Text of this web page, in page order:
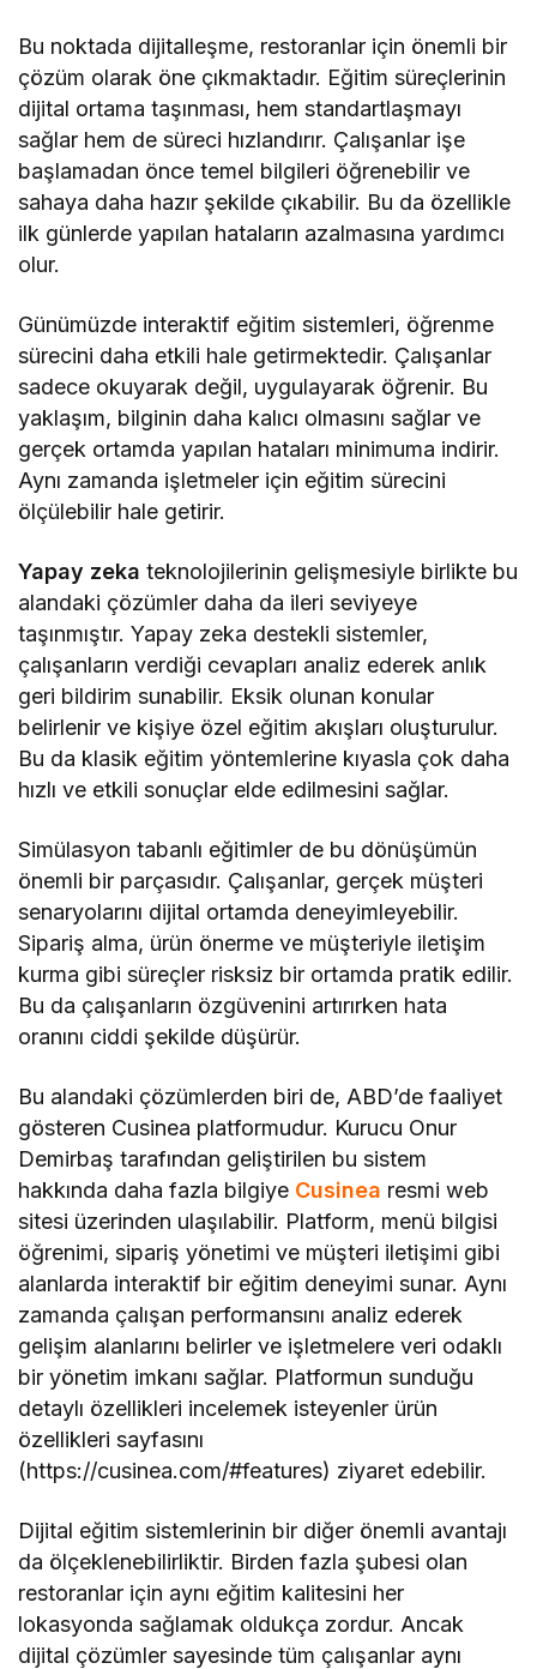
Bu noktada dijitalleşme, restoranlar için önemli bir
çözüm olarak öne çıkmaktadır. Eğitim süreçlerinin
dijital ortama taşınması, hem standartlaşmayı
sağlar hem de süreci hızlandırır. Çalışanlar işe
başlamadan önce temel bilgileri öğrenebilir ve
sahaya daha hazır şekilde çıkabilir. Bu da özellikle
ilk günlerde yapılan hataların azalmasına yardımcı
olur.
Günümüzde interaktif eğitim sistemleri, öğrenme
sürecini daha etkili hale getirmektedir. Çalışanlar
sadece okuyarak değil, uygulayarak öğrenir. Bu
yaklaşım, bilginin daha kalıcı olmasını sağlar ve
gerçek ortamda yapılan hataları minimuma indirir.
Aynı zamanda işletmeler için eğitim sürecini
ölçülebilir hale getirir.
Yapay zeka teknolojilerinin gelişmesiyle birlikte bu
alandaki çözümler daha da ileri seviyeye
taşınmıştır. Yapay zeka destekli sistemler,
çalışanların verdiği cevapları analiz ederek anlık
geri bildirim sunabilir. Eksik olunan konular
belirlenir ve kişiye özel eğitim akışları oluşturulur.
Bu da klasik eğitim yöntemlerine kıyasla çok daha
hızlı ve etkili sonuçlar elde edilmesini sağlar.
Simülasyon tabanlı eğitimler de bu dönüşümün
önemli bir parçasıdır. Çalışanlar, gerçek müşteri
senaryolarını dijital ortamda deneyimleyebilir.
Sipariş alma, ürün önerme ve müşteriyle iletişim
kurma gibi süreçler risksiz bir ortamda pratik edilir.
Bu da çalışanların özgüvenini artırırken hata
oranını ciddi şekilde düşürür.
Bu alandaki çözümlerden biri de, ABD’de faaliyet
gösteren Cusinea platformudur. Kurucu Onur
Demirbaş tarafından geliştirilen bu sistem
hakkında daha fazla bilgiye Cusinea resmi web
sitesi üzerinden ulaşılabilir. Platform, menü bilgisi
öğrenimi, sipariş yönetimi ve müşteri iletişimi gibi
alanlarda interaktif bir eğitim deneyimi sunar. Aynı
zamanda çalışan performansını analiz ederek
gelişim alanlarını belirler ve işletmelere veri odaklı
bir yönetim imkanı sağlar. Platformun sunduğu
detaylı özellikleri incelemek isteyenler ürün
özellikleri sayfasını
(https://cusinea.com/#features) ziyaret edebilir.
Dijital eğitim sistemlerinin bir diğer önemli avantajı
da ölçeklenebilirliktir. Birden fazla şubesi olan
restoranlar için aynı eğitim kalitesini her
lokasyonda sağlamak oldukça zordur. Ancak
dijital çözümler sayesinde tüm çalışanlar aynı